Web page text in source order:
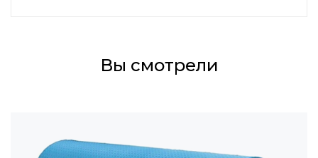
Вы смотрели